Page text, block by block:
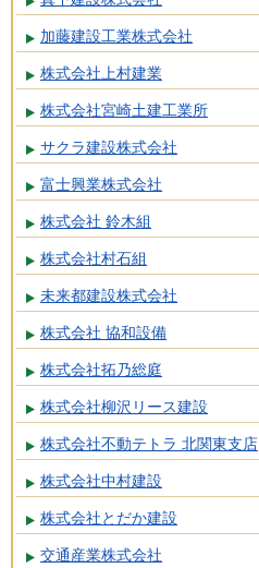
加藤建設工業株式会社
株式会社上村建業
株式会社宮崎土建工業所
サクラ建設株式会社
富士興業株式会社
株式会社 鈴木組
株式会社村石組
未来都建設株式会社
株式会社 協和設備
株式会社拓乃総庭
株式会社柳沢リース建設
株式会社不動テトラ 北関東支店
株式会社中村建設
株式会社とだか建設
交通産業株式会社